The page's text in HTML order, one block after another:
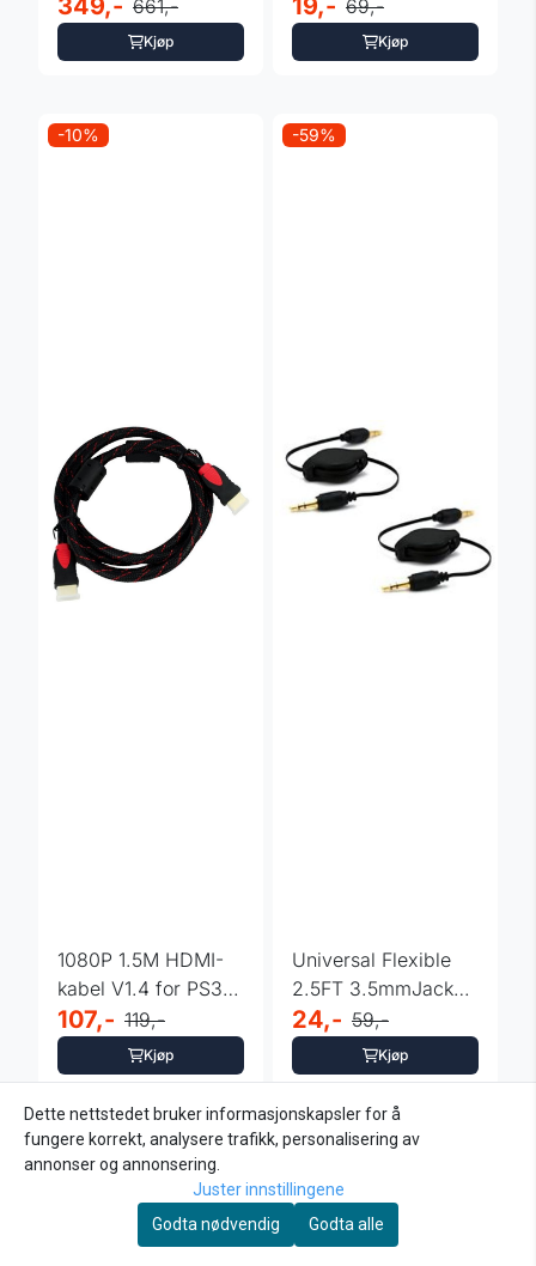
Scanner / Leser
661,-
Kjøp
69,-
Kjøp
-10%
1080P 1.5M HDMI-
kabel V1.4 for PS3
HDTV DVD
107,- 119,-
Kjøp
-59%
Universal Flexible
2.5FT 3.5mmJack
Stereo Music
24,- 59,-
Kjøp
-33% -30%
Dette nettstedet bruker informasjonskapsler for å
fungere korrekt, analysere trafikk, personalisering av
annonser og annonsering.
Juster innstillingene
Godta nødvendig
Godta alle